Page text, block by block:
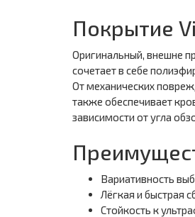
Покрытие
Оригинальный, внешне
сочетает в себе
От механических
также обеспечивает
зависимости от угла
Вариативность
Лёгкая и быстрая
Стойкость к